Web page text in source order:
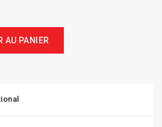
AU PANIER